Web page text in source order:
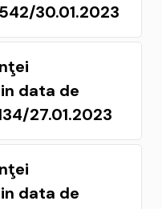
30.01.2023
data de
27.01.2023
data de